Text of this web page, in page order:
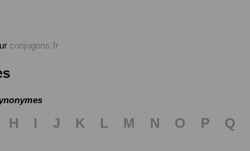
conjugons.fr
H I J K L M N O P Q